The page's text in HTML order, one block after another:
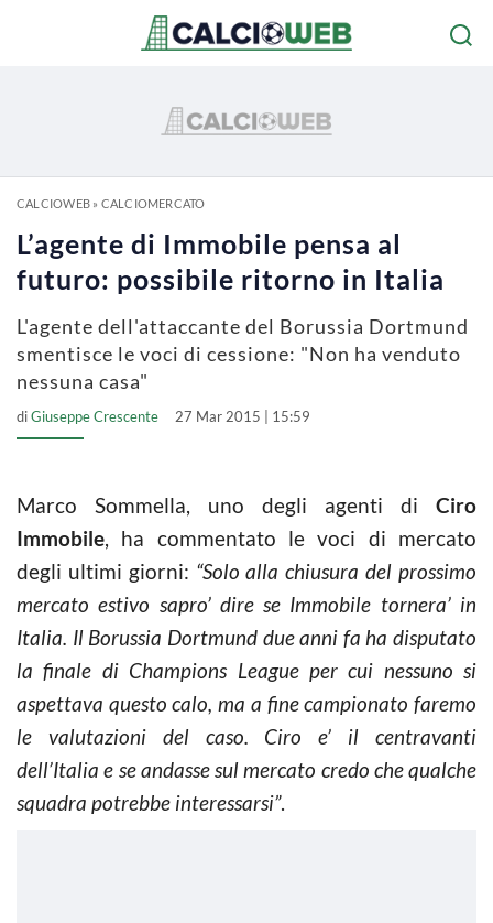
CALCIOWEB» CALCIOMERCATO
L’agente di Immobile pensa al
futuro: possibile ritorno in Italia
L'agente dell'attaccante del Borussia Dortmund
smentisce le voci di cessione: "Non ha venduto
nessuna casa"
diGiuseppe Crescente 27 Mar 2015 | 15:59
Marco Sommella, uno degli agenti di Ciro
Immobile, ha commentato le voci di mercato
degli ultimi giorni: “Solo alla chiusura del prossimo
mercato estivo sapro’ dire se Immobile tornera’ in
Italia. Il Borussia Dortmund due anni fa ha disputato
la finale di Champions League per cui nessuno si
aspettava questo calo, ma a fine campionato faremo
le valutazioni del caso. Ciro e’ il centravanti
dell’Italia e se andasse sul mercato credo che qualche
squadra potrebbe interessarsi”.